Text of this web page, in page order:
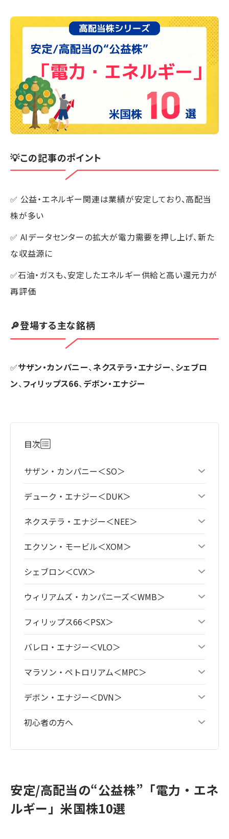
💡この記事のポイント
✅ 公益・エネルギー関連は業績が安定しており、高配当
株が多い
✅ AIデータセンターの拡大が電力需要を押し上げ、新た
な収益源に
✅石油・ガスも、安定したエネルギー供給と高い還元力が
再評価
🔎登場する主な銘柄
✅サザン・カンパニー、ネクステラ・エナジー、シェブロ
ン、フィリップス66、デボン・エナジー
目次
サザン・カンパニー＜SO＞
デューク・エナジー＜DUK＞
ネクステラ・エナジー＜NEE＞
エクソン・モービル＜XOM＞
シェブロン＜CVX＞
ウィリアムズ・カンパニーズ＜WMB＞
フィリップス66＜PSX＞
バレロ・エナジー＜VLO＞
マラソン・ペトロリアム＜MPC＞
デボン・エナジー＜DVN＞
初心者の方へ
安定/高配当の“公益株”「電力・エネ
ルギー」米国株10選